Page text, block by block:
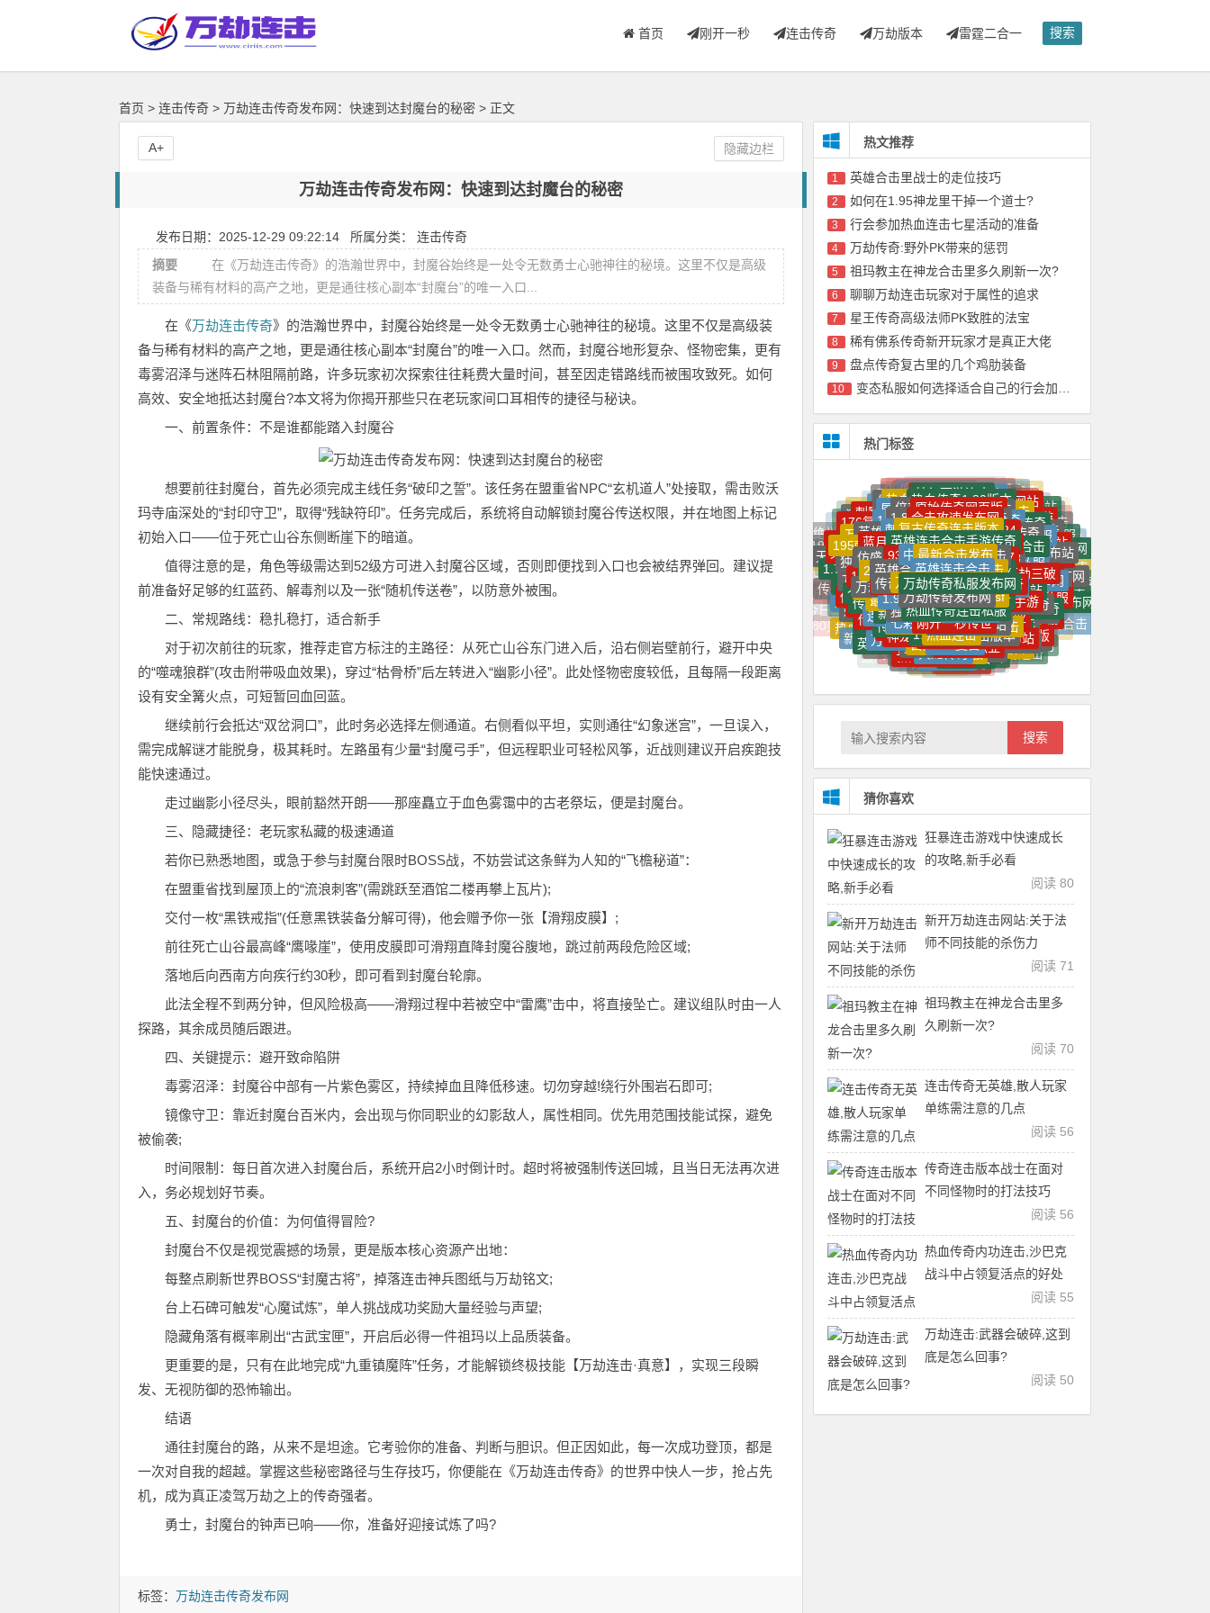
搜索
首页 刚开一秒 连击传奇 万劫版本 雷霆二合一
首页 > 连击传奇 > 万劫连击传奇发布网：快速到达封魔台的秘密 > 正文
万劫连击传奇发布网：快速到达封魔台的秘密
发布日期：2025-12-29 09:22:14 所属分类： 连击传奇
摘要
在《万劫连击传奇》的浩瀚世界中，封魔谷始终是一处令无数勇士心驰神往的秘境。这里不仅是高级
装备与稀有材料的高产之地，更是通往核心副本“封魔台”的唯一入口...
在《万劫连击传奇》的浩瀚世界中，封魔谷始终是一处令无数勇士心驰神往的秘境。这里不仅是高级装
备与稀有材料的高产之地，更是通往核心副本“封魔台”的唯一入口。然而，封魔谷地形复杂、怪物密集，更有
毒雾沼泽与迷阵石林阻隔前路，许多玩家初次探索往往耗费大量时间，甚至因走错路线而被围攻致死。如何
高效、安全地抵达封魔台?本文将为你揭开那些只在老玩家间口耳相传的捷径与秘诀。
一、前置条件：不是谁都能踏入封魔谷
想要前往封魔台，首先必须完成主线任务“破印之誓”。该任务在盟重省NPC“玄机道人”处接取，需击败沃
玛寺庙深处的“封印守卫”，取得“残缺符印”。任务完成后，系统将自动解锁封魔谷传送权限，并在地图上标记
初始入口——位于死亡山谷东侧断崖下的暗道。
值得注意的是，角色等级需达到52级方可进入封魔谷区域，否则即便找到入口也会被结界弹回。建议提
前准备好足够的红蓝药、解毒剂以及一张“随机传送卷”，以防意外被围。
二、常规路线：稳扎稳打，适合新手
对于初次前往的玩家，推荐走官方标注的主路径：从死亡山谷东门进入后，沿右侧岩壁前行，避开中央
的“噬魂狼群”(攻击附带吸血效果)，穿过“枯骨桥”后左转进入“幽影小径”。此处怪物密度较低，且每隔一段距离
设有安全篝火点，可短暂回血回蓝。
继续前行会抵达“双岔洞口”，此时务必选择左侧通道。右侧看似平坦，实则通往“幻象迷宫”，一旦误入，
需完成解谜才能脱身，极其耗时。左路虽有少量“封魔弓手”，但远程职业可轻松风筝，近战则建议开启疾跑技
能快速通过。
走过幽影小径尽头，眼前豁然开朗——那座矗立于血色雾霭中的古老祭坛，便是封魔台。
三、隐藏捷径：老玩家私藏的极速通道
若你已熟悉地图，或急于参与封魔台限时BOSS战，不妨尝试这条鲜为人知的“飞檐秘道”：
在盟重省找到屋顶上的“流浪刺客”(需跳跃至酒馆二楼再攀上瓦片);
交付一枚“黑铁戒指”(任意黑铁装备分解可得)，他会赠予你一张【滑翔皮膜】;
前往死亡山谷最高峰“鹰喙崖”，使用皮膜即可滑翔直降封魔谷腹地，跳过前两段危险区域;
落地后向西南方向疾行约30秒，即可看到封魔台轮廓。
此法全程不到两分钟，但风险极高——滑翔过程中若被空中“雷鹰”击中，将直接坠亡。建议组队时由一人
探路，其余成员随后跟进。
四、关键提示：避开致命陷阱
毒雾沼泽：封魔谷中部有一片紫色雾区，持续掉血且降低移速。切勿穿越!绕行外围岩石即可;
镜像守卫：靠近封魔台百米内，会出现与你同职业的幻影敌人，属性相同。优先用范围技能试探，避免
被偷袭;
时间限制：每日首次进入封魔台后，系统开启2小时倒计时。超时将被强制传送回城，且当日无法再次进
入，务必规划好节奏。
五、封魔台的价值：为何值得冒险?
封魔台不仅是视觉震撼的场景，更是版本核心资源产出地：
每整点刷新世界BOSS“封魔古将”，掉落连击神兵图纸与万劫铭文;
台上石碑可触发“心魔试炼”，单人挑战成功奖励大量经验与声望;
隐藏角落有概率刷出“古武宝匣”，开启后必得一件祖玛以上品质装备。
更重要的是，只有在此地完成“九重镇魔阵”任务，才能解锁终极技能【万劫连击·真意】，实现三段瞬
发、无视防御的恐怖输出。
结语
通往封魔台的路，从来不是坦途。它考验你的准备、判断与胆识。但正因如此，每一次成功登顶，都是
一次对自我的超越。掌握这些秘密路径与生存技巧，你便能在《万劫连击传奇》的世界中快人一步，抢占先
机，成为真正凌驾万劫之上的传奇强者。
勇士，封魔台的钟声已响——你，准备好迎接试炼了吗?
隐藏边栏
A+
标签： 万劫连击传奇发布网
热文推荐
1 英雄合击里战士的走位技巧
2 如何在1.95神龙里干掉一个道士?
3 行会参加热血连击七星活动的准备
4 万劫传奇:野外PK带来的惩罚
5 祖玛教主在神龙合击里多久刷新一次?
6 聊聊万劫连击玩家对于属性的追求
7 星王传奇高级法师PK致胜的法宝
8 稀有佛系传奇新开玩家才是真正大佬
9 盘点传奇复古里的几个鸡肋装备
10 变态私服如何选择适合自己的行会加入?
热门标签
最新万劫版本传奇
新开连击
梦幻西游连击
传奇1.85合击
最新狼派连击
新开热血传奇sf
热血传奇sf私发网
热血传奇手游
网页版永劫无间
仿盛大内功连击传奇
热血传奇sf最新发布网
热血传奇1.80版本
新开万劫连击传奇网站
传奇私服单职业
最新单职业传奇网站
传奇私服网站大全
怒火一刀传奇手游
满攻速高爆率传奇
刺影三破万劫连击
龙神万劫传奇
屠龙霸业传奇手游
倍功万劫连击传奇
原始传奇网页版
魔龙传奇手游
1.85复古版合击
传奇SF999
万魔劫传奇手游
梦幻西游超级连击
皓月传奇
绝世倚天荣耀万劫版本
合击SF
1.76私服
176复古金币版本传奇
1.95万劫传奇
合击连击传奇
1.80英雄合击神途
合击攻速发布网
三端互通传奇
1.95刺影传奇
刺影万劫连击传奇
合击传奇连击
传奇sf万劫连击
内功连击传奇私服
新开传奇连击私服
‌180合击传奇发布网
‌195合击传奇发布网站
合击传奇新开网站
英雄合击发布网
万劫SF传奇发布网
英雄连击传奇私服
英雄合击sf
刺影玉兔万劫连击
复古传奇连击版本
热血传奇1.80
狼派连击2024
超超变65535传奇
新开中变传世私服
超变连击传奇
80星王合击网站
英雄合击传奇发布网
最新1.76合击
传奇176网页游戏
复古传世无元神
二合一传奇带彻地钉手游
无限刀速超变单职业
灭神单职业手机版
万劫传奇手游
195刺影连击合击手机版
绝世烈焰传奇
蓝月返利版之古云传奇
复古传奇连击
英雄连击合击手游传奇
传奇手游高爆版
连击传奇官网
英雄合击1.76合击
万劫连击2024
1.95刺影合击发布站
神龙合击发布网
新开合击版本
龙王万劫三破连击
1.95连击
sf999手游传奇新服网
超变合击版
冰雪合击
1.76暗黑版本传奇
万劫sf
独家飞翔万劫连击
复古传奇
仿盛大复古内功连击
9377至尊合击
中变万劫连击
最新合击发布
新开传奇连击
万劫冰雪67
烈焰私服
传奇合击私服
中变传奇
传奇世界SF
合击SF最新发布网
万劫连击万劫传奇独家万劫三破
古焰传奇
万劫合击
万劫连击sf94
仿盛大金牛内功合击
传奇合击连击版本
玉兔万劫连击
万劫合击传奇
1.95连击传奇
必杀万劫连击
2023新开万劫SF
英雄合击1.85合击
SF万劫
英雄连击合击
光明万劫连击
新开单职业
万劫连击独家万劫三破
3破万劫连击
合击sf倍攻发布网
万劫连击纯微端
倍功万劫连击
神龙万劫三破传奇
光明黑暗万劫传奇
195神龙刺影合击手游
连击传奇发布
今日新开传奇合击连击
万劫合击私服
万劫传奇合击
传奇连击合击
今日传奇万劫
新开万劫版本
万劫合击传奇私服
连击传奇发布网
传奇万劫三破发布网
万劫版本传奇网站
万劫传奇私服发布网
新开连击合击传奇
刚开连击传奇
万劫连击发布站
英雄2私服
最新英雄合击私服
热血传奇万劫连击发布网
176传奇
单职业迷失
华夏万劫连击
刺影万劫连击
1.80英雄合击
80变态倍功合击发布网
热血合击
至尊合击
刺影神龙合击
神蛇万劫连击
传奇中变新开网
最新传奇超变
1.95皓月合击
变态合击
万劫传奇发布网
倚天荣耀万劫sf
180合击传奇
内功连击传奇手游
新开内功连击传奇
万劫连击合击传奇
1.95传奇神龙
万劫连击手游
七彩变态英雄连击合击
三破传奇合击版
万劫神途
仿盛大复古内功合击
新开万劫三破连击
荣耀合击
打金合击
热血传奇万劫版本
雷霆二合一
传奇万劫三破
连击传奇手游
新开传奇私服
独家万劫三破
大极品传奇
热血传奇连击私服
传奇超变
传奇1.95
变态单职业
神龙万劫连
新开合击
最新开传奇
倚天万劫连击
新开传世
万劫冰雪传奇
刚开一秒
冰雪神蛇万劫连击
雷霆火龙二合一
万劫传奇网
1.80传奇
新开万劫连击网站
热血万劫
连击传奇
传奇新开一秒
三破万劫连击
七彩天意连击传奇
刚开一秒传世
英雄合击网站
万劫版本合击
连击传奇超变
连击传奇无英雄版
传世私服发布网
万劫连击sf发布网
传奇连击版本
刚开一秒传奇180合击
连击传奇无英雄
刚开一秒英雄合击传奇
变态英雄合击
万劫合击发布网站
热血传奇内功连击
万劫连击合击传奇发布网
最新万劫三破传奇
狂暴连击
最新传奇版本
英雄合击连击传奇
万劫合击沉默版
神龙万劫连击
1.95神龙
热血连击
传奇内功连击版本
万劫连击版本发布站
连击倚天辟地传奇
神龙万劫版本
倚天荣耀万劫连击
传奇页游
1.95刺影
最新传世
我本沉默传奇
天心传奇
复古神途
星王传奇
神途传奇
1.76精品
万劫三破
古惑仔传奇
1.76复古
超变单职业
万劫传奇
传奇新开
轻变传奇
英雄合击
万劫连击
变态私服
我本沉默私服
新开传奇世界
火龙传奇
热血私服
神龙合击
传奇复古
万劫连击传奇
合击私服
搜索
猜你喜欢
狂暴连击游戏中快速成长
的攻略,新手必看
阅读 80
新开万劫连击网站:关于法
师不同技能的杀伤力
阅读 71
祖玛教主在神龙合击里多
久刷新一次?
阅读 70
连击传奇无英雄,散人玩家
单练需注意的几点
阅读 56
传奇连击版本战士在面对
不同怪物时的打法技巧
阅读 56
热血传奇内功连击,沙巴克
战斗中占领复活点的好处
阅读 55
万劫连击:武器会破碎,这到
底是怎么回事?
阅读 50